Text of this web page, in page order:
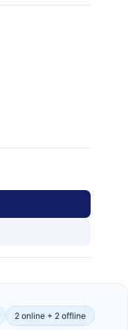
2 online + 2 offline